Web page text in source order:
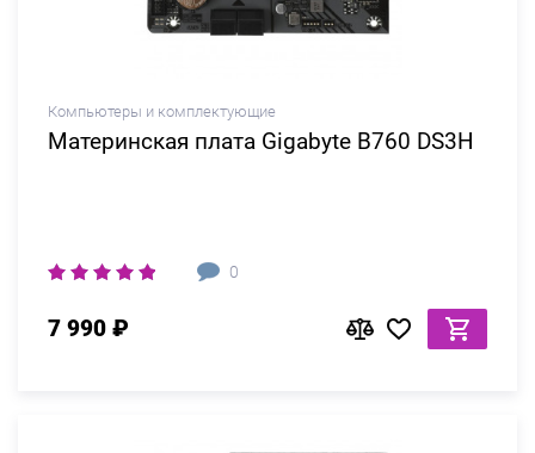
Компьютеры и комплектующие
Материнская плата Gigabyte B760 DS3H
0
7 990 ₽